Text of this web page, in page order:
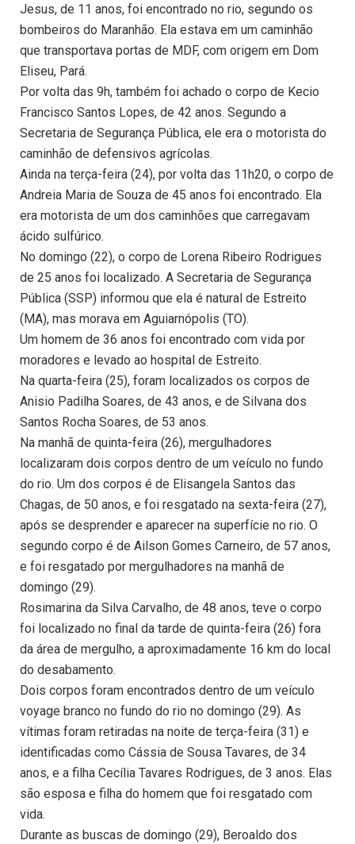
Jesus, de 11 anos, foi encontrado no rio, segundo os
bombeiros do Maranhão. Ela estava em um caminhão
que transportava portas de MDF, com origem em Dom
Eliseu, Pará.
Por volta das 9h, também foi achado o corpo de Kecio
Francisco Santos Lopes, de 42 anos. Segundo a
Secretaria de Segurança Pública, ele era o motorista do
caminhão de defensivos agrícolas.
Ainda na terça-feira (24), por volta das 11h20, o corpo de
Andreia Maria de Souza de 45 anos foi encontrado. Ela
era motorista de um dos caminhões que carregavam
ácido sulfúrico.
No domingo (22), o corpo de Lorena Ribeiro Rodrigues
de 25 anos foi localizado. A Secretaria de Segurança
Pública (SSP) informou que ela é natural de Estreito
(MA), mas morava em Aguiarnópolis (TO).
Um homem de 36 anos foi encontrado com vida por
moradores e levado ao hospital de Estreito.
Na quarta-feira (25), foram localizados os corpos de
Anisio Padilha Soares, de 43 anos, e de Silvana dos
Santos Rocha Soares, de 53 anos.
Na manhã de quinta-feira (26), mergulhadores
localizaram dois corpos dentro de um veículo no fundo
do rio. Um dos corpos é de Elisangela Santos das
Chagas, de 50 anos, e foi resgatado na sexta-feira (27),
após se desprender e aparecer na superfície no rio. O
segundo corpo é de Ailson Gomes Carneiro, de 57 anos,
e foi resgatado por mergulhadores na manhã de
domingo (29).
Rosimarina da Silva Carvalho, de 48 anos, teve o corpo
foi localizado no final da tarde de quinta-feira (26) fora
da área de mergulho, a aproximadamente 16 km do local
do desabamento.
Dois corpos foram encontrados dentro de um veículo
voyage branco no fundo do rio no domingo (29). As
vítimas foram retiradas na noite de terça-feira (31) e
identificadas como Cássia de Sousa Tavares, de 34
anos, e a filha Cecília Tavares Rodrigues, de 3 anos. Elas
são esposa e filha do homem que foi resgatado com
vida.
Durante as buscas de domingo (29), Beroaldo dos